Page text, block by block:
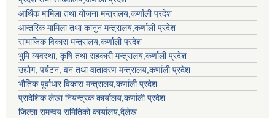
आर्थिक मामिला तथा योजना मन्त्रालय,कर्णाली प्रदेश
आन्तरिक मामिला तथा कानुन मन्त्रालय,कर्णाली प्रदेश
सामाजिक विकास मन्त्रालय,कर्णाली प्रदेश
भुमि व्यवस्था, कृषि तथा सहकारी मन्त्रालय,कर्णाली प्रदेश
उद्योग, पर्यटन, वन तथा वातावरण मन्त्रालय,कर्णाली प्रदेश
भौतिक पूर्वाधार विकास मन्त्रालय,कर्णाली प्रदेश
प्रादेशिक लेखा नियन्त्रक कार्यालय,कर्णाली प्रदेश
जिल्ला समन्वय समितिको कार्यालय,दैलेख